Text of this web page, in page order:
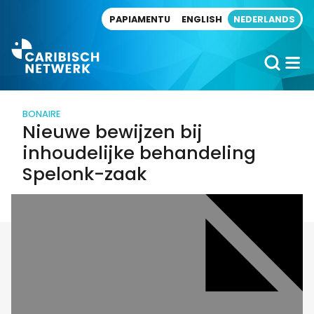
PAPIAMENTU ENGLISH NEDERLANDS
BONAIRE
Nieuwe bewijzen bij
inhoudelijke behandeling
Spelonk-zaak